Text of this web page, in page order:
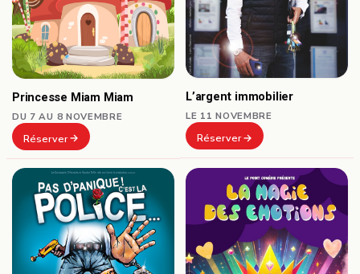
Princesse Miam Miam
DU 7 AU 8 NOVEMBRE
Réserver
L’argent immobilier
LE 11 NOVEMBRE
Réserver